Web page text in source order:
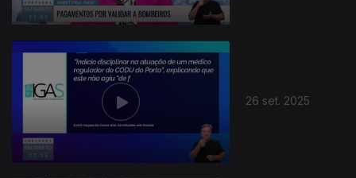
26 set. 2025